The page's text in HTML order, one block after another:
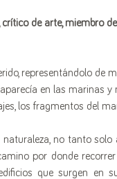
de arte, miembro
representándolo de
en las marinas y
los fragmentos del
no tanto
por donde
que surgen en